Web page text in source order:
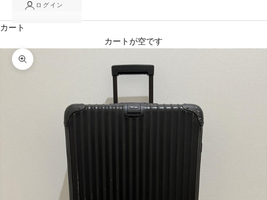
ログイン
カート
カートが空です
ズームイン